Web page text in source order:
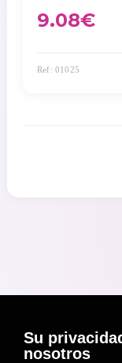
9.08€
Ref: 01025
Su
nosotros